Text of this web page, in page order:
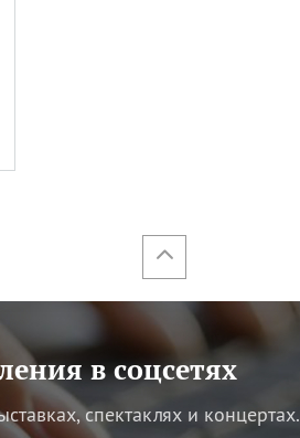
в соцсетях
спектаклях и концертах.